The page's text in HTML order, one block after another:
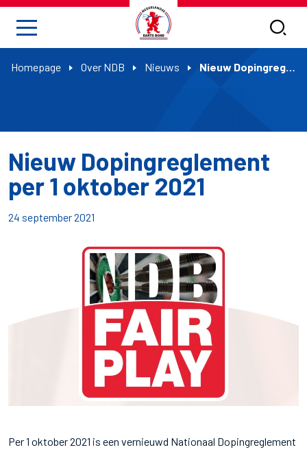
Homepage Over NDB Nieuws Nieuw Dopingreglement per 1 oktober 2021
Nieuw Dopingreglement
per 1 oktober 2021
24 september 2021
Per 1 oktober 2021 is een vernieuwd Nationaal Dopingreglement